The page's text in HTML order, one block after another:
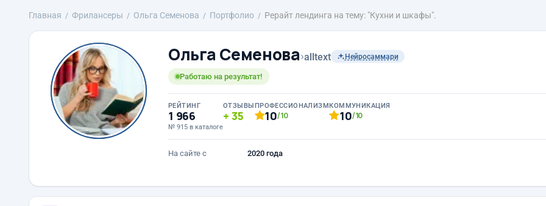
Главная Фрилансеры Ольга Семенова Портфолио Рерайт лендинга на тему: "Кухни и шкафы".
Ольга Семенова›alltext Нейросаммари
Работаю на результат!
РЕЙТИНГ
1 966
№ 915 в каталоге
ОТЗЫВЫ
35
ПРОФЕССИОНАЛИЗМ
10/10
КОММУНИКАЦИЯ
10/10
На сайте с 2020 года